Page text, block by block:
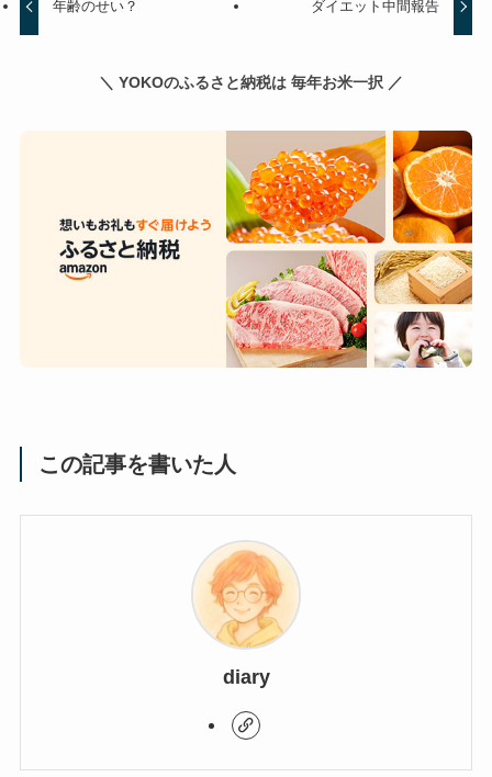
年齢のせい？ ダイエット中間報告
＼ YOKOのふるさと納税は 毎年お米一択 ／
この記事を書いた人
diary